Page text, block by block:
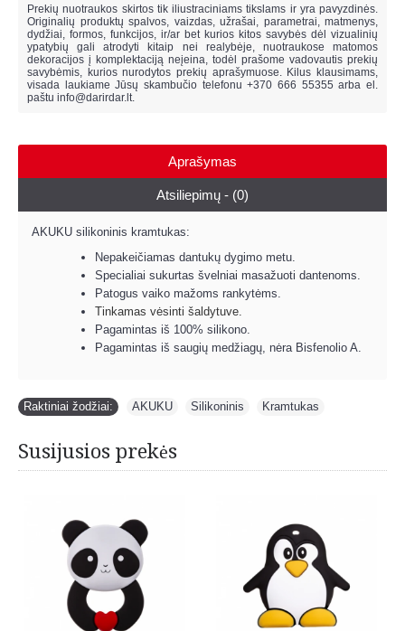
Prekių nuotraukos skirtos tik iliustraciniams tikslams ir yra pavyzdinės.
Originalių produktų spalvos, vaizdas, užrašai, parametrai, matmenys,
dydžiai, formos, funkcijos, ir/ar bet kurios kitos savybės dėl vizualinių
ypatybių gali atrodyti kitaip nei realybėje, nuotraukose matomos
dekoracijos į komplektaciją neįeina, todėl prašome vadovautis prekių
savybėmis, kurios nurodytos prekių aprašymuose. Kilus klausimams,
visada laukiame Jūsų skambučio telefonu +370 666 55355 arba el.
paštu info@darirdar.lt.
Aprašymas
Atsiliepimų - (0)
AKUKU silikoninis kramtukas:
Nepakeičiamas dantukų dygimo metu.
Specialiai sukurtas švelniai masažuoti dantenoms.
Patogus vaiko mažoms rankytėms.
Tinkamas vėsinti šaldytuve.
Pagamintas iš 100% silikono.
Pagamintas iš saugių medžiagų, nėra Bisfenolio A.
Raktiniai žodžiai: AKUKU Silikoninis Kramtukas
Susijusios prekės